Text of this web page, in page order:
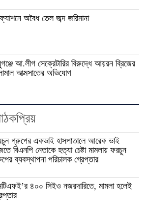
অবৈধ তেল জব্দ জরিমানা
আ.লীগ সেক্রেটারির বিরুদ্ধে আয়রন ব্রিজের
আত্মসাতের অভিযোগ
গ্রুপের একভাই হাসপাতালে আরেক ভাই
বিএনপি নেতাকে হত্যা চেষ্টা মামলায় ফরচুন
ব্যবস্থাপনা পরিচালক গ্রেপ্তার
৪০০ সিইও নজরদারিতে, মামলা হলেই